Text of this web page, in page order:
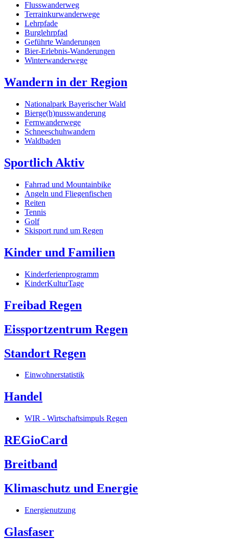
Flusswanderweg
Terrainkurwanderwege
Lehrpfade
Burglehrpfad
Geführte Wanderungen
Bier-Erlebnis-Wanderungen
Winterwanderwege
Wandern in der Region
Nationalpark Bayerischer Wald
Bierge(h)nusswanderung
Fernwanderwege
Schneeschuhwandern
Waldbaden
Sportlich Aktiv
Fahrrad und Mountainbike
Angeln und Fliegenfischen
Reiten
Tennis
Golf
Skisport rund um Regen
Kinder und Familien
Kinderferienprogramm
KinderKulturTage
Freibad Regen
Eissportzentrum Regen
Standort Regen
Einwohnerstatistik
Handel
WIR - Wirtschaftsimpuls Regen
REGioCard
Breitband
Klimaschutz und Energie
Energienutzung
Glasfaser